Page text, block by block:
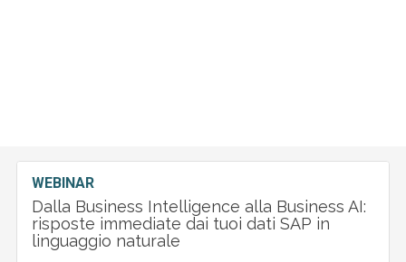
WEBINAR
Dalla Business Intelligence alla Business AI:
risposte immediate dai tuoi dati SAP in
linguaggio naturale